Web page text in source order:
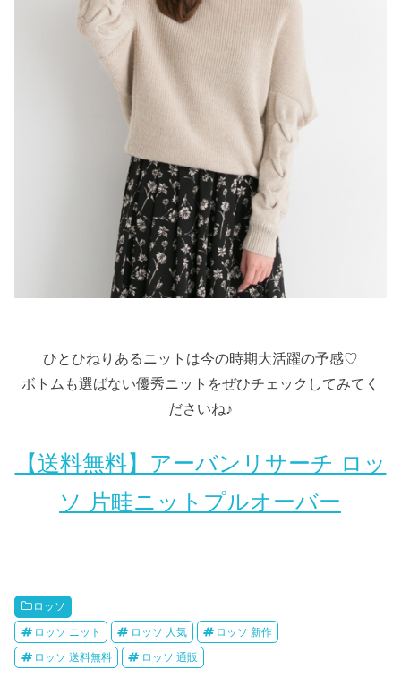
ひとひねりあるニットは今の時期大活躍の予感♡
ボトムも選ばない優秀ニットをぜひチェックしてみてく
ださいね♪
【送料無料】アーバンリサーチ ロッ
ソ 片畦ニットプルオーバー
ロッソ
ロッソ ニット ロッソ 人気 ロッソ 新作
ロッソ 送料無料 ロッソ 通販